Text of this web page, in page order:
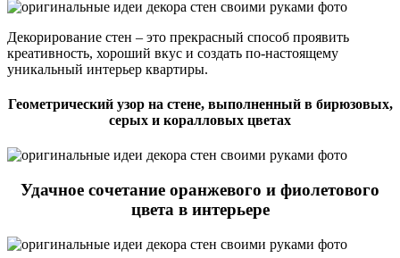
Декорирование стен – это прекрасный способ проявить
креативность, хороший вкус и создать по-настоящему
уникальный интерьер квартиры.
Геометрический узор на стене, выполненный в бирюзовых,
серых и коралловых цветах
Удачное сочетание оранжевого и фиолетового
цвета в интерьере